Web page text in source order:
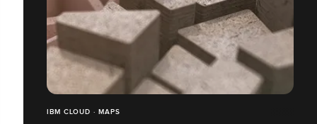
IBM CLOUD · MAPS